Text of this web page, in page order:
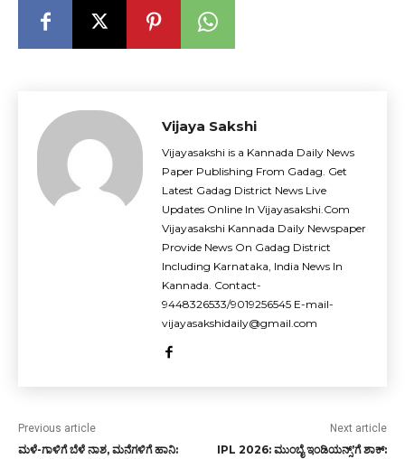
Vijaya Sakshi
Vijayasakshi is a Kannada Daily News
Paper Publishing From Gadag. Get
Latest Gadag District News Live
Updates Online In Vijayasakshi.Com
Vijayasakshi Kannada Daily Newspaper
Provide News On Gadag District
Including Karnataka, India News In
Kannada. Contact-
9448326533/9019256545 E-mail-
vijayasakshidaily@gmail.com
Previous article
ಮಳೆ-ಗಾಳಿಗೆ ಬೆಳೆ ನಾಶ, ಮನೆಗಳಿಗೆ ಹಾನಿ:
Next article
IPL 2026: ಮುಂಬೈ ಇಂಡಿಯನ್ಸ್ʼಗೆ ಶಾಕ್: